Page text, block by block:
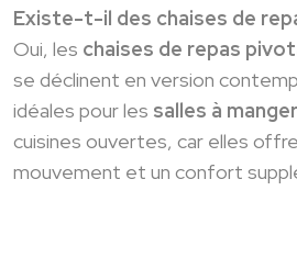
Existe-t-il des chaises de
Oui, les chaises de repas
se déclinent en version
idéales pour les salles à
cuisines ouvertes, car elles
mouvement et un confort